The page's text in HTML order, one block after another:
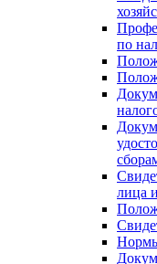
по
лица